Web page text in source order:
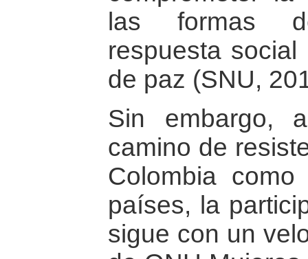
las formas
respuesta
de paz (SNU,
Sin embargo,
camino de
Colombia
países, la
sigue con un